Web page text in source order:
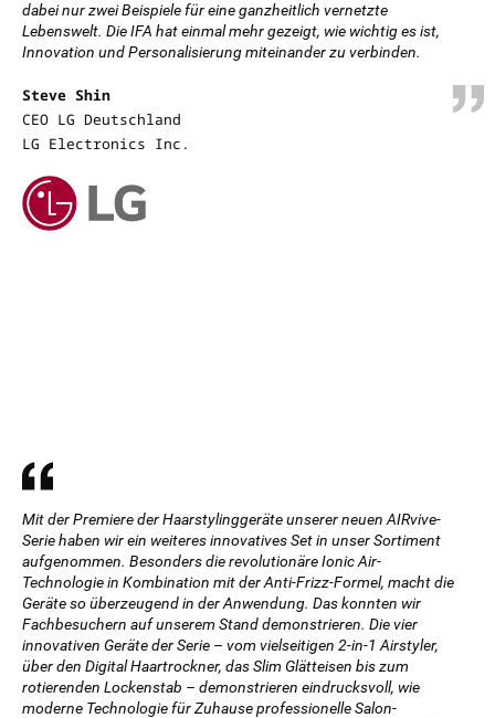
dabei nur zwei Beispiele für eine ganzheitlich vernetzte
Lebenswelt. Die IFA hat einmal mehr gezeigt, wie wichtig es ist,
Innovation und Personalisierung miteinander zu verbinden.
Steve Shin
CEO LG Deutschland
LG Electronics Inc.
Mit der Premiere der Haarstylinggeräte unserer neuen AIRvive-
Serie haben wir ein weiteres innovatives Set in unser Sortiment
aufgenommen. Besonders die revolutionäre Ionic Air-
Technologie in Kombination mit der Anti-Frizz-Formel, macht die
Geräte so überzeugend in der Anwendung. Das konnten wir
Fachbesuchern auf unserem Stand demonstrieren. Die vier
innovativen Geräte der Serie – vom vielseitigen 2-in-1 Airstyler,
über den Digital Haartrockner, das Slim Glätteisen bis zum
rotierenden Lockenstab – demonstrieren eindrucksvoll, wie
moderne Technologie für Zuhause professionelle Salon-